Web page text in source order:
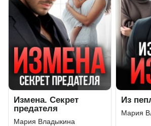
Измена. Секрет
предателя
Мария Владыкина
Из
Мария